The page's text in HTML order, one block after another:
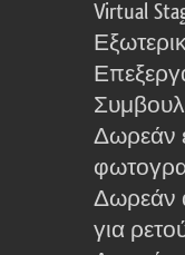
Virtual
Δωρεάν
Δωρεάν
για